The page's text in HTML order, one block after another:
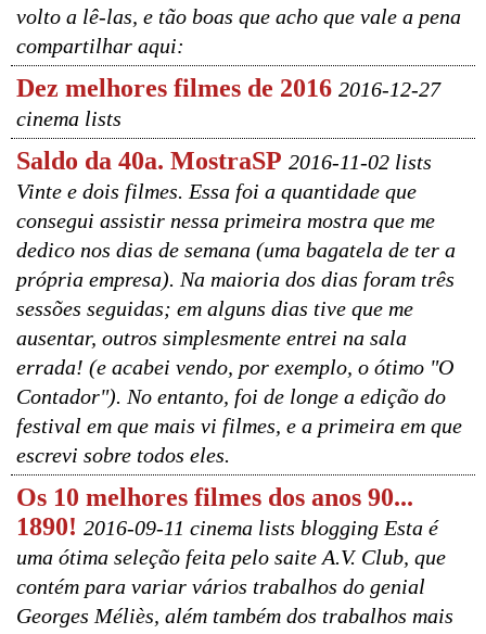
volto a lê-las, e tão boas que acho que vale a pena
compartilhar aqui:
Dez melhores filmes de 2016 2016-12-27
cinema lists
Saldo da 40a. MostraSP 2016-11-02 lists
Vinte e dois filmes. Essa foi a quantidade que
consegui assistir nessa primeira mostra que me
dedico nos dias de semana (uma bagatela de ter a
própria empresa). Na maioria dos dias foram três
sessões seguidas; em alguns dias tive que me
ausentar, outros simplesmente entrei na sala
errada! (e acabei vendo, por exemplo, o ótimo "O
Contador"). No entanto, foi de longe a edição do
festival em que mais vi filmes, e a primeira em que
escrevi sobre todos eles.
Os 10 melhores filmes dos anos 90...
1890! 2016-09-11 cinema lists blogging Esta é
uma ótima seleção feita pelo saite A.V. Club, que
contém para variar vários trabalhos do genial
Georges Méliès, além também dos trabalhos mais